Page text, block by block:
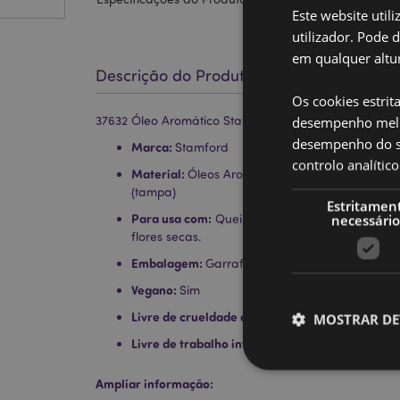
Descrição do Produto
37632 Óleo Aromático Stamford - Calma da Meia-
Marca: Stamford
Material: Óleos Aromáticos (Fragrância
(tampa)
Para usa com: Queimadores de óleo, anéis
flores secas.
Embalagem: Garrafa 10ml
Vegano: Sim
Livre de crueldade animal: Sim
Livre de trabalho infantil:
Ampliar informação:
Este website
utilizador. Pode
em qualquer
Os cookies
desempenho
desempenho do
controlo
MOSTRAR